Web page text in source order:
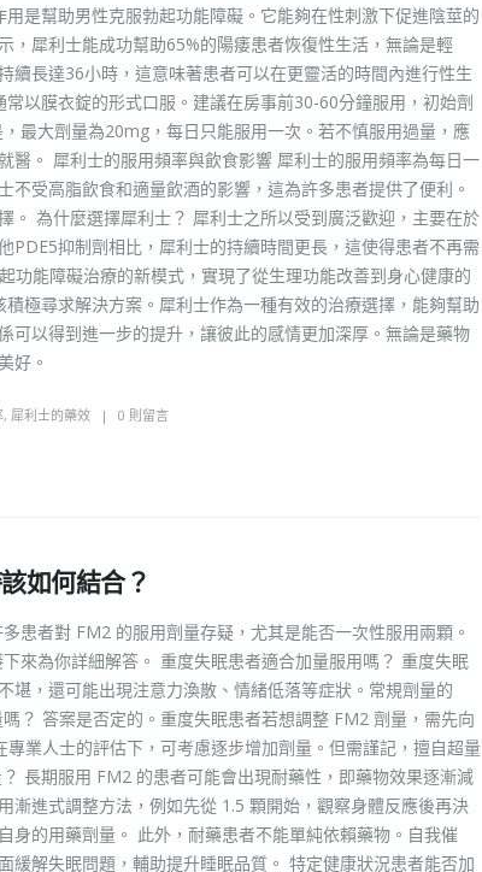
是幫助男性克服勃起功能障礙。它能夠在性刺激下促進陰莖的
，犀利士能成功幫助65%的陽痿患者恢復性生活，無論是輕
長達36小時，這意味著患者可以在更靈活的時間內進行性生
以膜衣錠的形式口服。建議在房事前30-60分鐘服用，初始劑
最大劑量為20mg，每日只能服用一次。若不慎服用過量，應
醫。 犀利士的服用頻率與飲食影響 犀利士的服用頻率為每日一
受高脂飲食和適量飲酒的影響，這為許多患者提供了便利。
。 為什麼選擇犀利士？ 犀利士之所以受到廣泛歡迎，主要在於
抑制劑相比，犀利士的持續時間更長，這使得患者不再需
能障礙治療的新模式，實現了從生理功能改善到身心健康的
極尋求解決方案。犀利士作為一種有效的治療選擇，能夠幫助
可以得到進一步的提升，讓彼此的感情更加深厚。無論是藥物
好。
, 犀利士的藥效 0 則留言
如何結合？
患者對 FM2 的服用劑量存疑，尤其是能否一次性服用兩顆。
來為你詳細解答。 重度失眠患者適合加量服用嗎？ 重度失眠
堪，還可能出現注意力渙散、情緒低落等症狀。常規劑量的
？ 答案是否定的。重度失眠患者若想調整 FM2 劑量，需先向
業人士的評估下，可考慮逐步增加劑量。但需謹記，擅自超量
長期服用 FM2 的患者可能會出現耐藥性，即藥物效果逐漸減
漸進式調整方法，例如先從 1.5 顆開始，觀察身體反應後再決
的用藥劑量。 此外，耐藥患者不能單純依賴藥物。自我催
解失眠問題，輔助提升睡眠品質。 特定健康狀況患者能否加